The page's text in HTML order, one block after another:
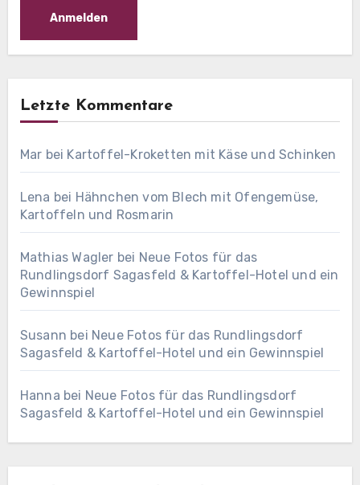
Letzte Kommentare
Mar bei Kartoffel-Kroketten mit Käse und Schinken
Lena bei Hähnchen vom Blech mit Ofengemüse,
Kartoffeln und Rosmarin
Mathias Wagler bei Neue Fotos für das
Rundlingsdorf Sagasfeld & Kartoffel-Hotel und ein
Gewinnspiel
Susann bei Neue Fotos für das Rundlingsdorf
Sagasfeld & Kartoffel-Hotel und ein Gewinnspiel
Hanna bei Neue Fotos für das Rundlingsdorf
Sagasfeld & Kartoffel-Hotel und ein Gewinnspiel